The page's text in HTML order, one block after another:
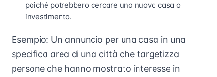
poiché potrebbero cercare una nuova casa o
investimento.
Esempio: Un annuncio per una casa in una
specifica area di una città che targetizza
persone che hanno mostrato interesse in